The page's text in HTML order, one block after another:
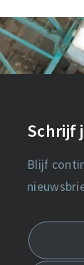
Schrijf
Blijf